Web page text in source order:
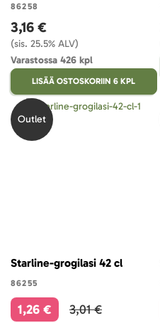
86258
3,16 €
(sis. 25.5% ALV)
Varastossa 426 kpl
LISÄÄ OSTOSKORIIN 6 KPL
Outlet
Starline-grogilasi 42 cl
86255
1,26 € 3,01 €